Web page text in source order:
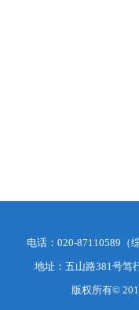
电话： 020-87110589（
地址： 五山路381号笃
版权所有©